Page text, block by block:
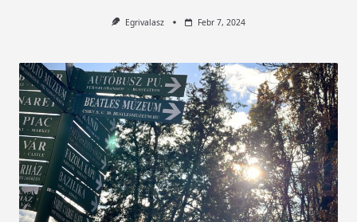
Egrivalasz Febr 7, 2024